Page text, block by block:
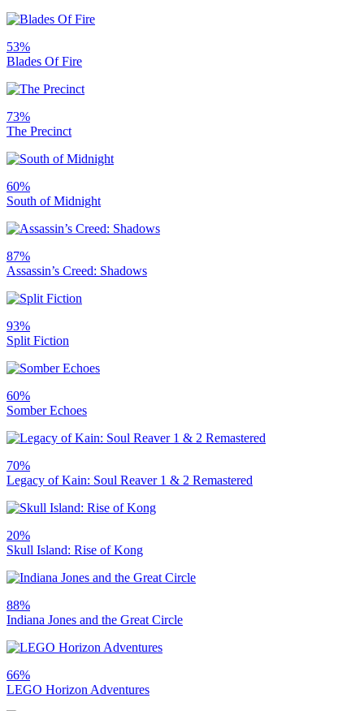
53%
Blades Of Fire
73%
The Precinct
60%
South of Midnight
87%
Assassin’s Creed: Shadows
93%
Split Fiction
60%
Somber Echoes
70%
Legacy of Kain: Soul Reaver 1 & 2 Remastered
20%
Skull Island: Rise of Kong
88%
Indiana Jones and the Great Circle
66%
LEGO Horizon Adventures